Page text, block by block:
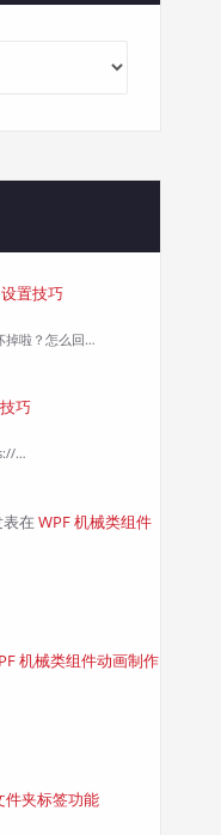
置技巧
掉啦？怎么回…
巧
…
在 WPF 机械类组件
机械类组件动画制作
件夹标签功能